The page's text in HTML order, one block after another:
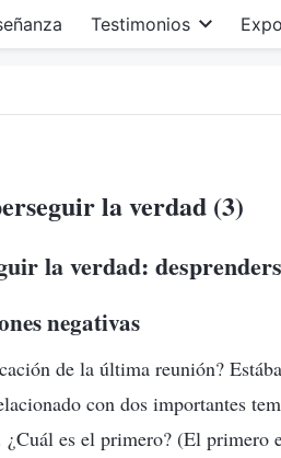
Testimonios
la verdad (3)
la verdad:
negativas
de la última reunión?
con dos importantes
es el primero? (El primero